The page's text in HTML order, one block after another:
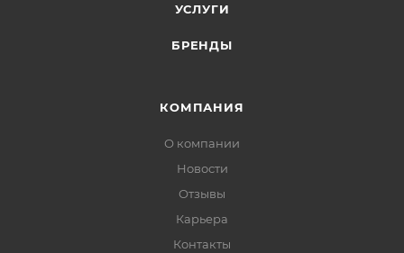
УСЛУГИ
БРЕНДЫ
КОМПАНИЯ
О компании
Новости
Отзывы
Карьера
Контакты